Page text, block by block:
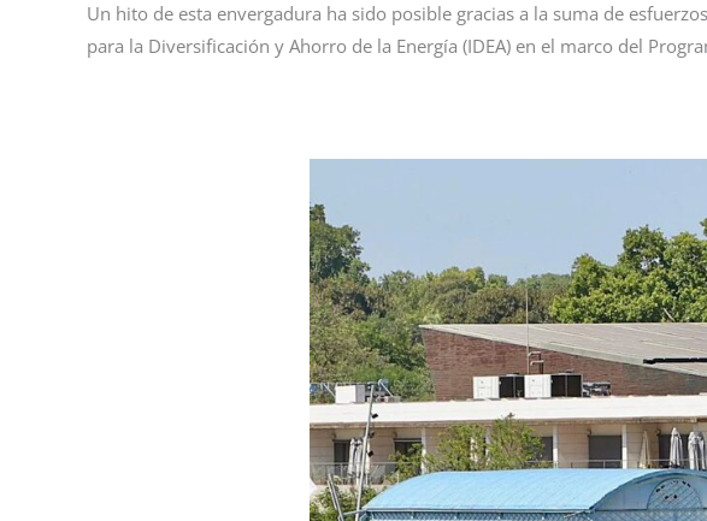
Un hito de esta envergadura ha sido posible gracias a la suma de
para la Diversificación y Ahorro de la Energía (IDEA) en el marco del